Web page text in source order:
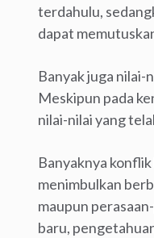
terdahulu,
dapat
Banyak juga nilai-
Meskipun pada
nilai-nilai yang
Banyaknya
menimbulkan
maupun
baru,